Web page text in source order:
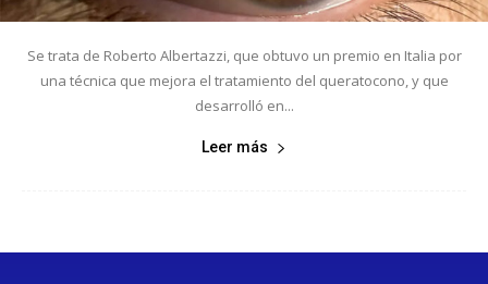
Se trata de Roberto Albertazzi, que obtuvo un premio en Italia por
una técnica que mejora el tratamiento del queratocono, y que
desarrolló en...
Leer más